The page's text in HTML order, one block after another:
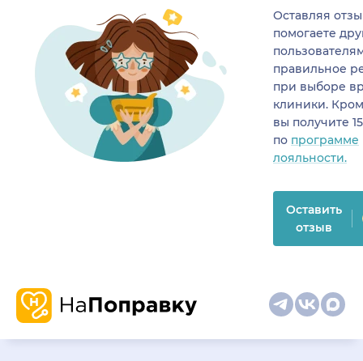
Оставляя
помогаете
правильное
при выборе
клиники.
вы получите
по программе
лояльности.
Оставить
отзыв